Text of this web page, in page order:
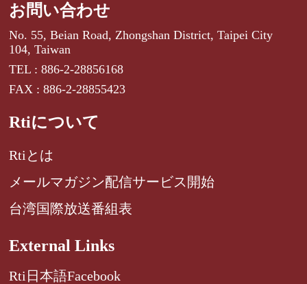
お問い合わせ
No. 55, Beian Road, Zhongshan District, Taipei City
104, Taiwan
TEL : 886-2-28856168
FAX : 886-2-28855423
Rtiについて
Rtiとは
メールマガジン配信サービス開始
台湾国際放送番組表
External Links
Rti日本語Facebook